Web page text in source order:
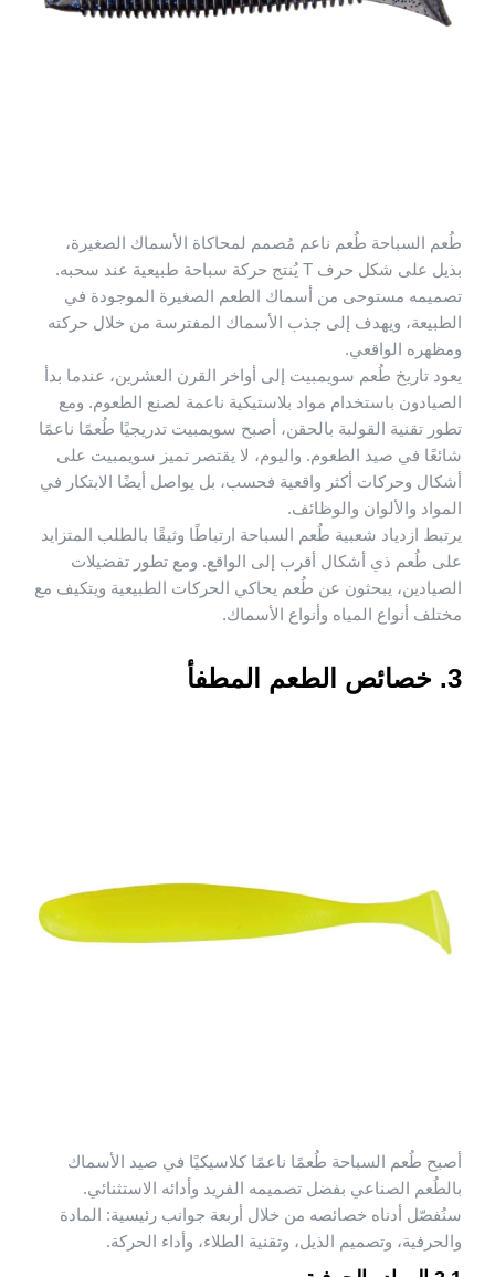
طُعم السباحة طُعم ناعم مُصمم لمحاكاة الأسماك الصغيرة،
بذيل على شكل حرف T يُنتج حركة سباحة طبيعية عند سحبه.
تصميمه مستوحى من أسماك الطعم الصغيرة الموجودة في
الطبيعة، ويهدف إلى جذب الأسماك المفترسة من خلال حركته
ومظهره الواقعي.
يعود تاريخ طُعم سويمبيت إلى أواخر القرن العشرين، عندما بدأ
الصيادون باستخدام مواد بلاستيكية ناعمة لصنع الطعوم. ومع
تطور تقنية القولبة بالحقن، أصبح سويمبيت تدريجيًا طُعمًا ناعمًا
شائعًا في صيد الطعوم. واليوم، لا يقتصر تميز سويمبيت على
أشكال وحركات أكثر واقعية فحسب، بل يواصل أيضًا الابتكار في
المواد والألوان والوظائف.
يرتبط ازدياد شعبية طُعم السباحة ارتباطًا وثيقًا بالطلب المتزايد
على طُعم ذي أشكال أقرب إلى الواقع. ومع تطور تفضيلات
الصيادين، يبحثون عن طُعم يحاكي الحركات الطبيعية ويتكيف مع
مختلف أنواع المياه وأنواع الأسماك.
3. خصائص الطعم المطفأ
أصبح طُعم السباحة طُعمًا ناعمًا كلاسيكيًا في صيد الأسماك
بالطُعم الصناعي بفضل تصميمه الفريد وأدائه الاستثنائي.
سنُفصّل أدناه خصائصه من خلال أربعة جوانب رئيسية: المادة
والحرفية، وتصميم الذيل، وتقنية الطلاء، وأداء الحركة.